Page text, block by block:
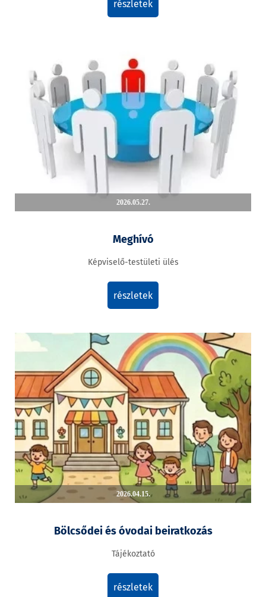
részletek
2026.05.27.
Meghívó
Képviselő-testületi ülés
részletek
2026.04.15.
Bölcsődei és óvodai beiratkozás
Tájékoztató
részletek